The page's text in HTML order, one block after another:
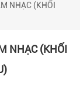
NHẠC (KHỐI
NHẠC (KHỐI